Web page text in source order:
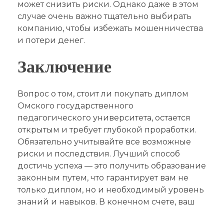
может снизить риски. Однако даже в этом
случае очень важно тщательно выбирать
компанию, чтобы избежать мошенничества
и потери денег.
Заключение
Вопрос о том, стоит ли покупать диплом
Омского государственного
педагогического университета, остается
открытым и требует глубокой проработки.
Обязательно учитывайте все возможные
риски и последствия. Лучший способ
достичь успеха — это получить образование
законным путем, что гарантирует вам не
только диплом, но и необходимый уровень
знаний и навыков. В конечном счете, ваш